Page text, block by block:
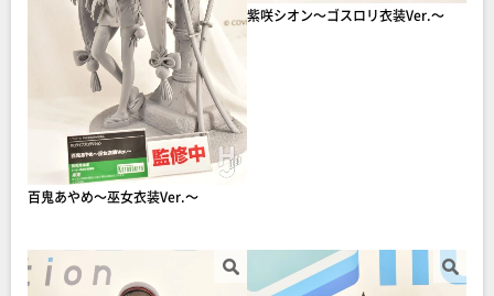
百鬼あやめ～巫女衣装Ver.～
紫咲シオン～ゴスロリ衣装Ver.～